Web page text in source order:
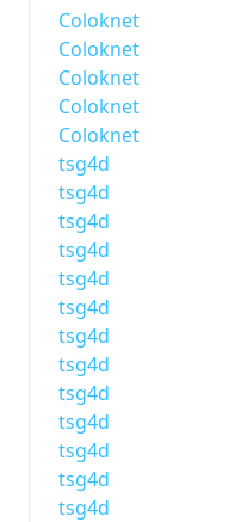
Coloknet
Coloknet
Coloknet
Coloknet
Coloknet
tsg4d
tsg4d
tsg4d
tsg4d
tsg4d
tsg4d
tsg4d
tsg4d
tsg4d
tsg4d
tsg4d
tsg4d
tsg4d